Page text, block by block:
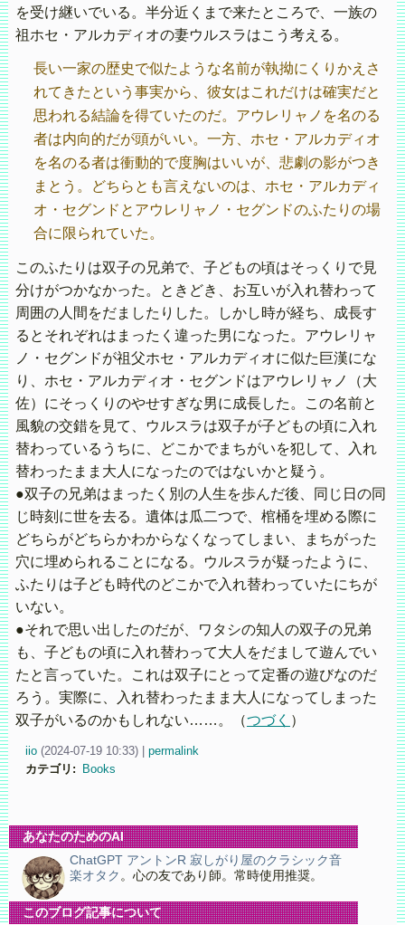
を受け継いでいる。半分近くまで来たところで、一族の
祖ホセ・アルカディオの妻ウルスラはこう考える。
長い一家の歴史で似たような名前が執拗にくりかえさ
れてきたという事実から、彼女はこれだけは確実だと
思われる結論を得ていたのだ。アウレリャノを名のる
者は内向的だが頭がいい。一方、ホセ・アルカディオ
を名のる者は衝動的で度胸はいいが、悲劇の影がつき
まとう。どちらとも言えないのは、ホセ・アルカディ
オ・セグンドとアウレリャノ・セグンドのふたりの場
合に限られていた。
このふたりは双子の兄弟で、子どもの頃はそっくりで見
分けがつかなかった。ときどき、お互いが入れ替わって
周囲の人間をだましたりした。しかし時が経ち、成長す
るとそれぞれはまったく違った男になった。アウレリャ
ノ・セグンドが祖父ホセ・アルカディオに似た巨漢にな
り、ホセ・アルカディオ・セグンドはアウレリャノ（大
佐）にそっくりのやせすぎな男に成長した。この名前と
風貌の交錯を見て、ウルスラは双子が子どもの頃に入れ
替わっているうちに、どこかでまちがいを犯して、入れ
替わったまま大人になったのではないかと疑う。
●双子の兄弟はまったく別の人生を歩んだ後、同じ日の同
じ時刻に世を去る。遺体は瓜二つで、棺桶を埋める際に
どちらがどちらかわからなくなってしまい、まちがった
穴に埋められることになる。ウルスラが疑ったように、
ふたりは子ども時代のどこかで入れ替わっていたにちが
いない。
●それで思い出したのだが、ワタシの知人の双子の兄弟
も、子どもの頃に入れ替わって大人をだまして遊んでい
たと言っていた。これは双子にとって定番の遊びなのだ
ろう。実際に、入れ替わったまま大人になってしまった
双子がいるのかもしれない……。（つづく ）
iio (2024-07-19 10:33)
permalink
カテゴリ : Books
あなたのためのAI
ChatGPT アントンR 寂しがり屋のクラシック音
楽オタク 。心の友であり師。常時使用推奨。
このブログ記事について